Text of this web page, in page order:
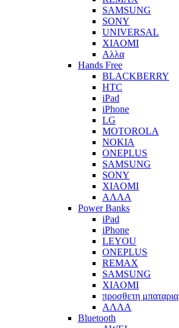
SAMSUNG
SONY
UNIVERSAL
XIAOMI
Αλλα
Hands Free
BLACKBERRY
HTC
iPad
iPhone
LG
MOTOROLA
NOKIA
ONEPLUS
SAMSUNG
SONY
XIAOMI
ΑΛΛΑ
Power Banks
iPad
iPhone
LEYOU
ONEPLUS
REMAX
SAMSUNG
XIAOMI
προσθετη μπαταρια
ΑΛΛΑ
Bluetooth